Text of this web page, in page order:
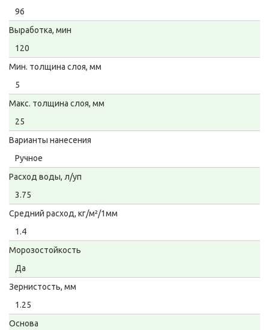
96
Выработка, мин
120
Мин. толщина слоя, мм
5
Макс. толщина слоя, мм
25
Варианты нанесения
Ручное
Расход воды, л/уп
3.75
Средний расход, кг/м²/1мм
1.4
Морозостойкость
Да
Зернистость, мм
1.25
Основа